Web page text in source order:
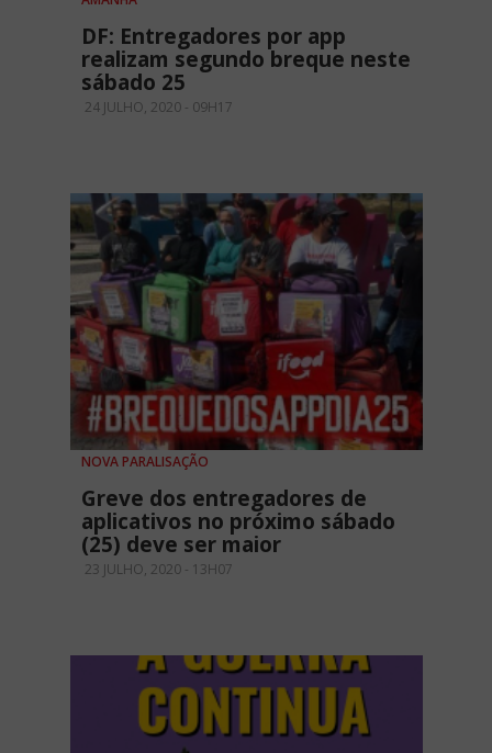
DF: Entregadores por app
realizam segundo breque neste
sábado 25
24 JULHO, 2020 - 09H17
NOVA PARALISAÇÃO
Greve dos entregadores de
aplicativos no próximo sábado
(25) deve ser maior
23 JULHO, 2020 - 13H07